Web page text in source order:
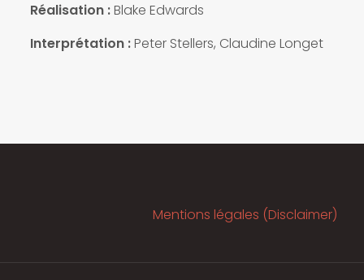
Réalisation :Blake Edwards
Interprétation :Peter Stellers, Claudine Longet
Mentions légales (Disclaimer)